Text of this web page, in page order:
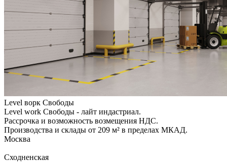
Level ворк Свободы
Level work Свободы - лайт индастриал.
Рассрочка и возможность возмещения НДС.
Производства и склады от 209 м² в пределах МКАД.
Москва
Сходненская